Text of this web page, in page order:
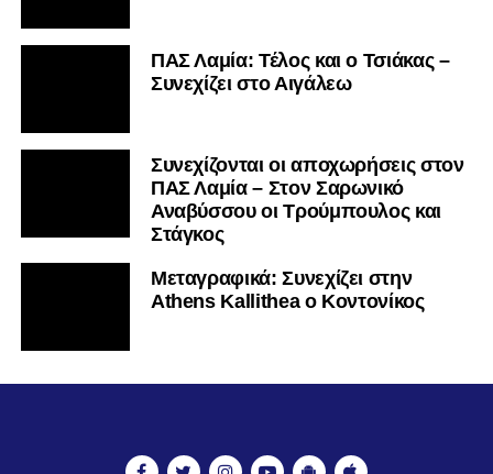
ΠΑΣ Λαμία: Τέλος και ο Τσιάκας –
Συνεχίζει στο Αιγάλεω
Συνεχίζονται οι αποχωρήσεις στον
ΠΑΣ Λαμία – Στον Σαρωνικό
Αναβύσσου οι Τρούμπουλος και
Στάγκος
Mεταγραφικά: Συνεχίζει στην
Athens Kallithea ο Κοντονίκος